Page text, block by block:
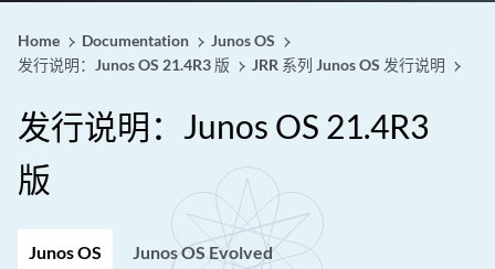
Home Documentation
Junos OS
发行说明：Junos OS 21.4R3 版
JRR 系列 Junos OS 发行说明
发行说明：Junos OS 21.4R3
版
Junos OS Junos OS Evolved